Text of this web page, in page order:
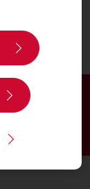
aan uw
te
mogelijk